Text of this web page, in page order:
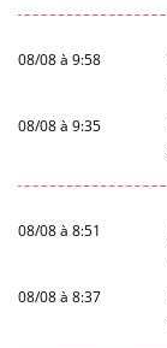
08/08 à 9:58
08/08 à 9:35
08/08 à 8:51
08/08 à 8:37